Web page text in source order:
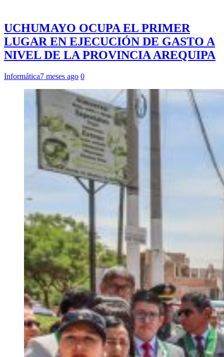
UCHUMAYO OCUPA EL PRIMER
LUGAR EN EJECUCIÓN DE GASTO A
NIVEL DE LA PROVINCIA AREQUIPA
Informática7 meses ago 0